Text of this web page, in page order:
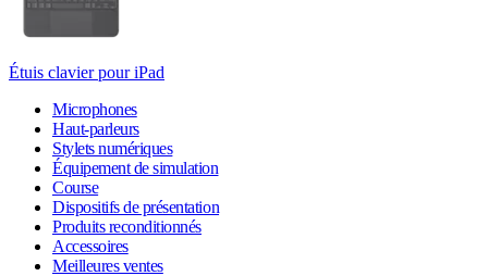
Étuis clavier pour iPad
Microphones
Haut-parleurs
Stylets numériques
Équipement de simulation
Course
Dispositifs de présentation
Produits reconditionnés
Accessoires
Meilleures ventes